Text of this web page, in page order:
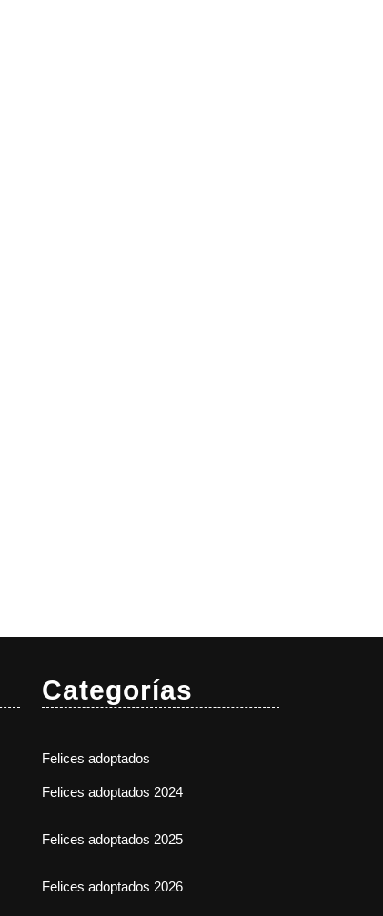
Categorías
Felices adoptados
Felices adoptados 2024
Felices adoptados 2025
Felices adoptados 2026